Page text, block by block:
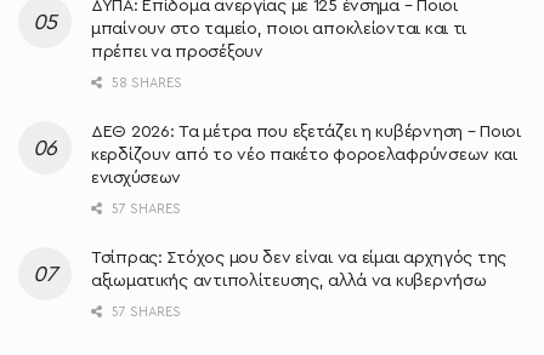
ΔΥΠΑ: Επίδομα ανεργίας με 125 ένσημα – Ποιοι
μπαίνουν στο ταμείο, ποιοι αποκλείονται και τι
πρέπει να προσέξουν
58 SHARES
ΔΕΘ 2026: Τα μέτρα που εξετάζει η κυβέρνηση – Ποιοι
κερδίζουν από το νέο πακέτο φοροελαφρύνσεων και
ενισχύσεων
57 SHARES
Τσίπρας: Στόχος μου δεν είναι να είμαι αρχηγός της
αξιωματικής αντιπολίτευσης, αλλά να κυβερνήσω
57 SHARES